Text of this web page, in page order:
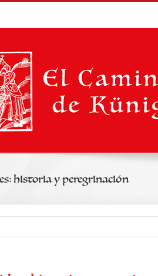
historia y peregrinación